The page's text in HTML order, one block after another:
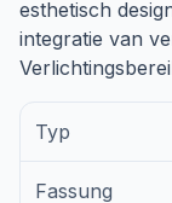
esthetisch
integratie van
Typ
Fassung